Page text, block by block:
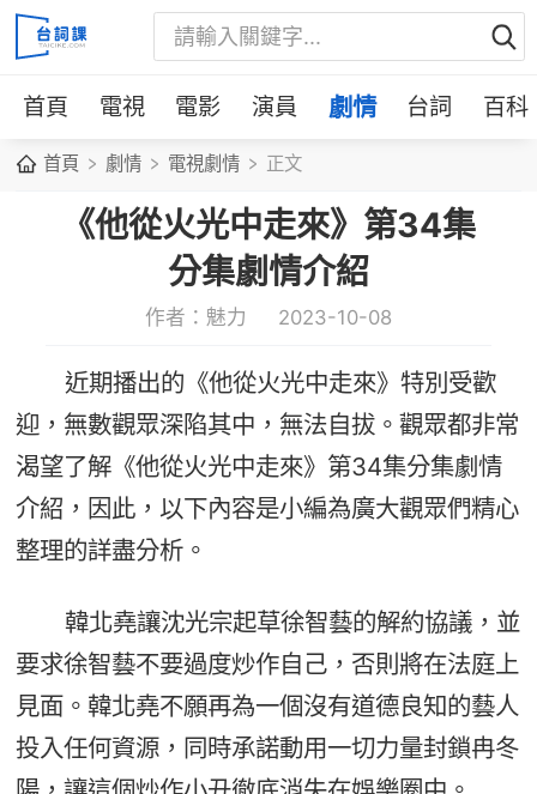
首頁 電視 電影 演員 劇情 台詞 百科
首頁 劇情 電視劇情 正文
《他從火光中走來》第34集
分集劇情介紹
作者：魅力 2023-10-08
近期播出的《他從火光中走來》特別受歡
迎，無數觀眾深陷其中，無法自拔。觀眾都非常
渴望了解《他從火光中走來》第34集分集劇情
介紹，因此，以下內容是小編為廣大觀眾們精心
整理的詳盡分析。
韓北堯讓沈光宗起草徐智藝的解約協議，並
要求徐智藝不要過度炒作自己，否則將在法庭上
見面。韓北堯不願再為一個沒有道德良知的藝人
投入任何資源，同時承諾動用一切力量封鎖冉冬